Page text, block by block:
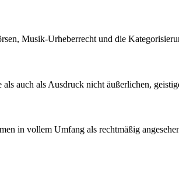
Musik-Urheberrecht und die
auch als Ausdruck nicht äußerlichen,
in vollem Umfang als rechtmäßig